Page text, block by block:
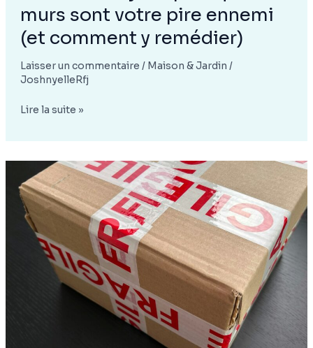
murs sont votre pire ennemi
(et comment y remédier)
Laisser un commentaire / Maison & Jardin /
JoshnyelleRfj
Canicule
:
pourquoi
vos
murs
sont
votre
Lire la suite »